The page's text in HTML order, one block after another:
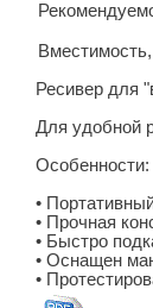
Ресивер для
Для удобной
Особенности:
•
• Прочная
• Быстро
• Оснащен
•